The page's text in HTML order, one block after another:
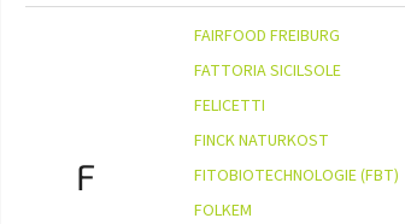
F
FAIRFOOD FREIBURG
FATTORIA SICILSOLE
FELICETTI
FINCK NATURKOST
FITOBIOTECHNOLOGIE (FBT)
FOLKEM